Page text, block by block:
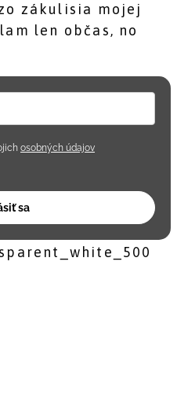
zákulisia mojej
len občas, no
osobných údajov
sa